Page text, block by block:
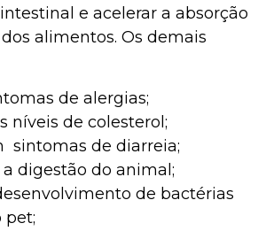
e acelerar a absorção
alimentos. Os demais
de alergias;
níveis de colesterol;
sintomas de diarreia;
digestão do animal;
de bactérias
pet;